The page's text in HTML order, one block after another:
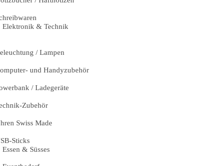
Elektronik & Technik
/ Lampen
und Handyzubehör
/ Ladegeräte
Zubehör
Swiss Made
Sticks
Essen & Süsses